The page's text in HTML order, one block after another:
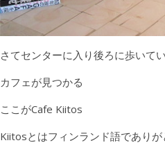
さてセンターに入り後ろに歩いて
カフェが見つかる
ここがCafe Kiitos
Kiitosとはフィンランド語でありが